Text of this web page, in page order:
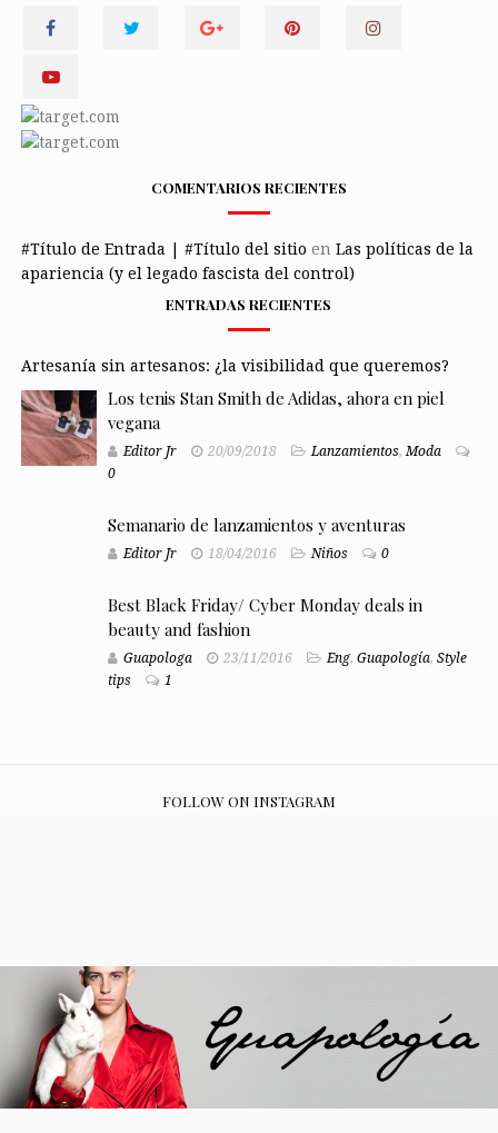
COMENTARIOS RECIENTES
#Título de Entrada | #Título del sitio en Las políticas de la
apariencia (y el legado fascista del control)
ENTRADAS RECIENTES
Artesanía sin artesanos: ¿la visibilidad que queremos?
Los tenis Stan Smith de Adidas, ahora en piel
vegana
Editor Jr 20/09/2018 Lanzamientos,Moda
0
Semanario de lanzamientos y aventuras
Editor Jr 18/04/2016 Niños 0
Best Black Friday/ Cyber Monday deals in
beauty and fashion
Guapologa 23/11/2016 Eng, Guapología, Style
tips
1
FOLLOW ON INSTAGRAM